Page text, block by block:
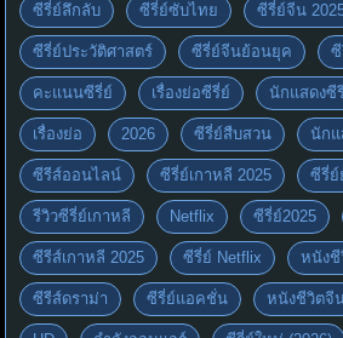
ซีรี่ย์ลึกลับ ซีรี่ย์ซับไทย ซีรี่ย์จีน
ซีรี่ย์ประวัติศาสตร์ ซีรี่ย์จีนย้อนยุค
คะแนนซีรี่ย์ เรื่องย่อซีรี่ย์ นักแสดงซี
เรื่องย่อ 2026 ซีรี่ย์สืบสวน นักแ
ซีรีส์ออนไลน์ ซีรี่ย์เกาหลี 2025 ซีรี่ย์
รีวิวซีรี่ย์เกาหลี Netflix ซีรี่ย์2025
ซีรีส์เกาหลี 2025 ซีรี่ย์ Netflix หนังชี
ซีรีส์ดราม่า ซีรี่ย์แอคชั่น หนังชีวิตจี